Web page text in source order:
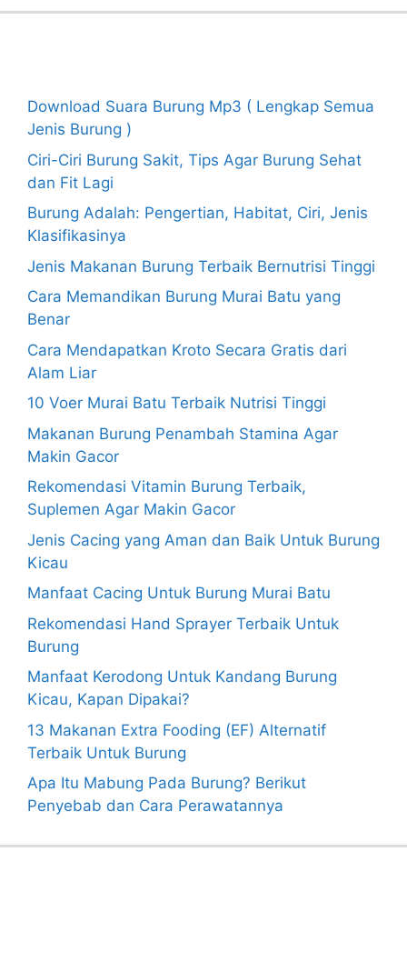
Download Suara Burung Mp3 ( Lengkap Semua
Jenis Burung )
Ciri-Ciri Burung Sakit, Tips Agar Burung Sehat
dan Fit Lagi
Burung Adalah: Pengertian, Habitat, Ciri, Jenis
Klasifikasinya
Jenis Makanan Burung Terbaik Bernutrisi Tinggi
Cara Memandikan Burung Murai Batu yang
Benar
Cara Mendapatkan Kroto Secara Gratis dari
Alam Liar
10 Voer Murai Batu Terbaik Nutrisi Tinggi
Makanan Burung Penambah Stamina Agar
Makin Gacor
Rekomendasi Vitamin Burung Terbaik,
Suplemen Agar Makin Gacor
Jenis Cacing yang Aman dan Baik Untuk Burung
Kicau
Manfaat Cacing Untuk Burung Murai Batu
Rekomendasi Hand Sprayer Terbaik Untuk
Burung
Manfaat Kerodong Untuk Kandang Burung
Kicau, Kapan Dipakai?
13 Makanan Extra Fooding (EF) Alternatif
Terbaik Untuk Burung
Apa Itu Mabung Pada Burung? Berikut
Penyebab dan Cara Perawatannya